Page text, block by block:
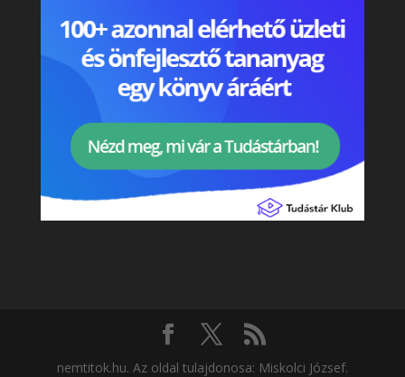
nemtitok.hu. Az oldal tulajdonosa: Miskolci József.